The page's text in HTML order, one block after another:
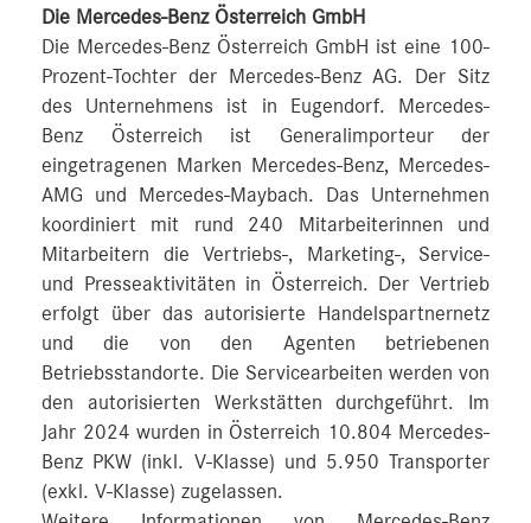
Die Mercedes-Benz Österreich GmbH
Die Mercedes-Benz Österreich GmbH ist eine 100-
Prozent-Tochter der Mercedes-Benz AG. Der Sitz
des Unternehmens ist in Eugendorf. Mercedes-
Benz Österreich ist Generalimporteur der
eingetragenen Marken Mercedes-Benz, Mercedes-
AMG und Mercedes-Maybach. Das Unternehmen
koordiniert mit rund 240 Mitarbeiterinnen und
Mitarbeitern die Vertriebs-, Marketing-, Service-
und Presseaktivitäten in Österreich. Der Vertrieb
erfolgt über das autorisierte Handelspartnernetz
und die von den Agenten betriebenen
Betriebsstandorte. Die Servicearbeiten werden von
den autorisierten Werkstätten durchgeführt. Im
Jahr 2024 wurden in Österreich 10.804 Mercedes-
Benz PKW (inkl. V-Klasse) und 5.950 Transporter
(exkl. V-Klasse) zugelassen.